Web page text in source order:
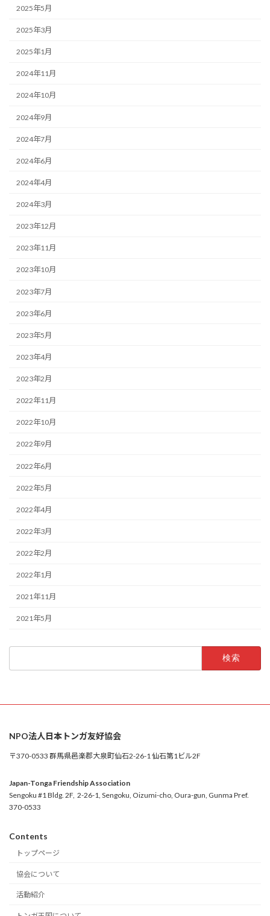
2025年5月
2025年3月
2025年1月
2024年11月
2024年10月
2024年9月
2024年7月
2024年6月
2024年4月
2024年3月
2023年12月
2023年11月
2023年10月
2023年7月
2023年6月
2023年5月
2023年4月
2023年2月
2022年11月
2022年10月
2022年9月
2022年6月
2022年5月
2022年4月
2022年3月
2022年2月
2022年1月
2021年11月
2021年5月
NPO法人日本トンガ友好協会
〒370-0533 群馬県邑楽郡大泉町仙石2-26-1 仙石第1ビル2F
Japan-Tonga Friendship Association
Sengoku #1 Bldg. 2F, 2-26-1, Sengoku, Oizumi-cho, Oura-gun, Gunma Pref.
370-0533
Contents
トップページ
協会について
活動紹介